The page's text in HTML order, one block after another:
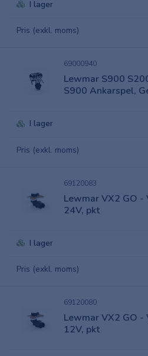
I lager
Pris (exkl. moms)
69000940
Lewmar S900
S900 Ankarspel,
I lager
Pris (exkl. moms)
69120083
Lewmar VX2 GO
24V, pkt
I lager
Pris (exkl. moms)
69120080
Lewmar VX2 GO
12V, pkt